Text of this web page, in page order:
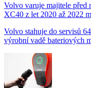
Volvo varuje majitele před
XC40 z let 2020 až 2022
Volvo stahuje do servisů
výrobní vadě bateriových